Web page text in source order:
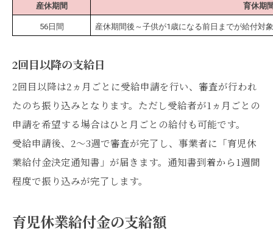
産休期間 育休期
56日間 産休期間後～子供が1歳になる前日までが給付対
2回目以降の支給日
2回目以降は2ヵ月ごとに受給申請を行い、審査が行われ
たのち振り込みとなります。ただし受給者が1ヵ月ごとの
申請を希望する場合はひと月ごとの給付も可能です。
受給申請後、2〜3週で審査が完了し、事業者に「育児休
業給付金決定通知書」が届きます。通知書到着から1週間
程度で振り込みが完了します。
育児休業給付金の支給額